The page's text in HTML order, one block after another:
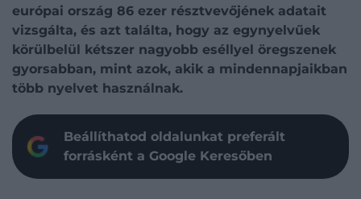
európai ország 86 ezer résztvevőjének adatait
vizsgálta, és azt találta, hogy az egynyelvűek
körülbelül kétszer nagyobb eséllyel öregszenek
gyorsabban, mint azok, akik a mindennapjaikban
több nyelvet használnak.
Beállíthatod oldalunkat preferált
forrásként a Google Keresőben